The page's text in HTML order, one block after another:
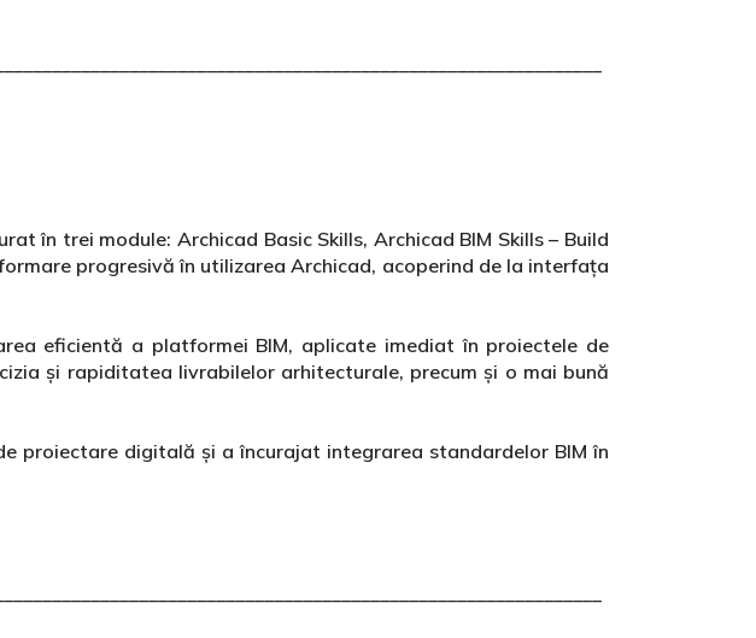
în trei module: Archicad Basic Skills, Archicad BIM Skills – Build
progresivă în utilizarea Archicad, acoperind de la interfața
eficientă a platformei BIM, aplicate imediat în proiectele de
și rapiditatea livrabilelor arhitecturale, precum și o mai bună
proiectare digitală și a încurajat integrarea standardelor BIM în